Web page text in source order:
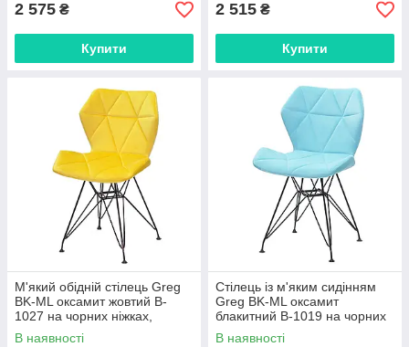
2 575 ₴
Купити
2 515 ₴
Купити
М'який обідній стілець Greg
BK-ML оксамит жовтий B-
1027 на чорних ніжках,
дизайн Charles&Ray Eames
В наявності
Стілець із м'яким сидінням
Greg BK-ML оксамит
блакитний B-1019 на чорних
металевих ніжках
В наявності